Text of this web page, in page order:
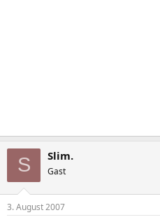
S Slim.
Gast
3. August 2007